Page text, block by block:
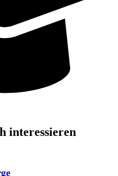
interessieren